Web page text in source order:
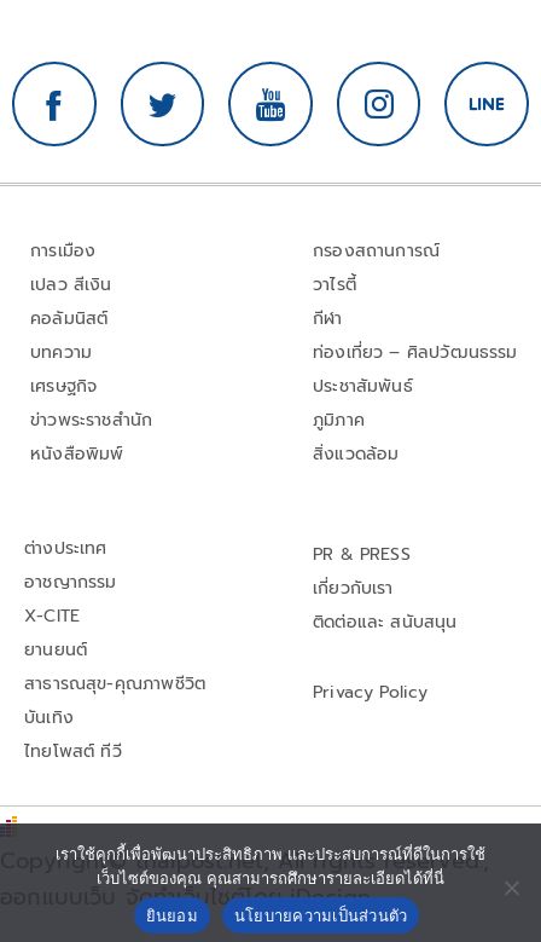
การเมือง
เปลว สีเงิน
คอลัมนิสต์
บทความ
เศรษฐกิจ
ข่าวพระราชสำนัก
หนังสือพิมพ์
กรองสถานการณ์
วาไรตี้
กีฬา
ท่องเที่ยว – ศิลปวัฒนธรรม
ประชาสัมพันธ์
ภูมิภาค
สิ่งแวดล้อม
ต่างประเทศ
อาชญากรรม
X-CITE
ยานยนต์
สาธารณสุข-คุณภาพชีวิต
บันเทิง
ไทยโพสต์ ทีวี
PR & PRESS
เกี่ยวกับเรา
ติดต่อและ สนับสนุน
Privacy Policy
Copyright© thaipost.net, All rights reserved.,
ออกแบบเว็บ จัดทำเว็บไซต์โดย iDesign
เราใช้คุกกี้เพื่อพัฒนาประสิทธิภาพ และประสบการณ์ที่ดีในการใช้
เว็บไซต์ของคุณ คุณสามารถศึกษารายละเอียดได้ที่นี่
ยินยอม
นโยบายความเป็นส่วนตัว